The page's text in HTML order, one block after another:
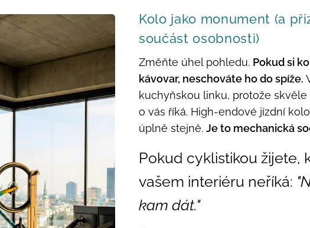
Kolo jako monument (a
součást osobnosti)
Změňte úhel pohledu. Pokud si
kávovar, neschováte ho do spíže.
kuchyňskou linku, protože skvěle
o vás říká. High-endové jízdní
úplně stejně. Je to mechanická
Pokud cyklistikou žijete,
vašem interiéru neříká:
kam dát."